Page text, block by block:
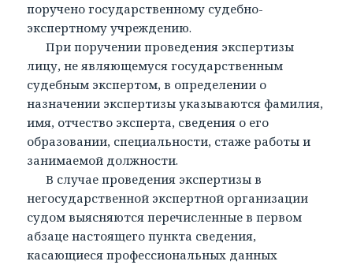
поручено государственному судебно-
экспертному учреждению.
При поручении проведения экспертизы
лицу, не являющемуся государственным
судебным экспертом, в определении о
назначении экспертизы указываются фамилия,
имя, отчество эксперта, сведения о его
образовании, специальности, стаже работы и
занимаемой должности.
В случае проведения экспертизы в
негосударственной экспертной организации
судом выясняются перечисленные в первом
абзаце настоящего пункта сведения,
касающиеся профессиональных данных